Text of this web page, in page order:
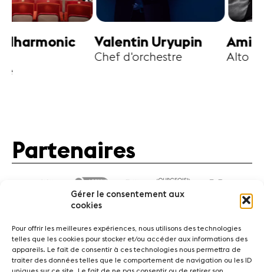
Gérer le consentement aux
cookies
Pour offrir les meilleures expériences, nous utilisons des technologies
telles que les cookies pour stocker et/ou accéder aux informations des
appareils. Le fait de consentir à ces technologies nous permettra de
traiter des données telles que le comportement de navigation ou les ID
Valentin Uryupin
Chef d'orchestre
Amihai
Partenaires
ActualitésConcerts Bénévoles Médiation